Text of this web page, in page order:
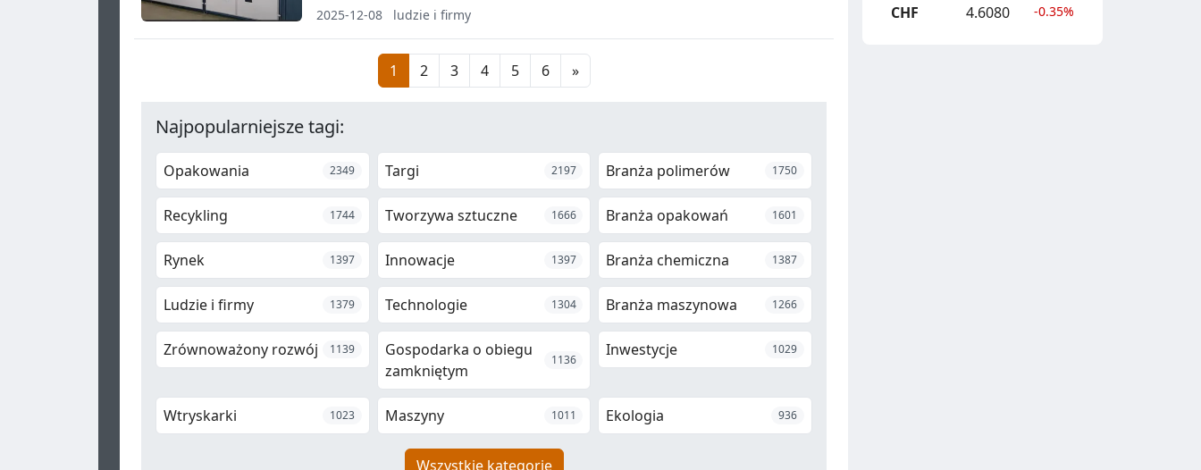
2025-12-08 ludzie i firmy
1 2 3 4 5 6 »
Najpopularniejsze tagi:
Opakowania 2349 Targi 2197 Branża polimerów 1750
Recykling 1744 Tworzywa sztuczne 1666 Branża opakowań 1601
Rynek 1397 Innowacje 1397 Branża chemiczna 1387
Ludzie i firmy 1379 Technologie 1304 Branża maszynowa 1266
Zrównoważony rozwój 1139
Gospodarka o obiegu
zamkniętym
1136
Inwestycje 1029
Wtryskarki 1023 Maszyny 1011 Ekologia 936
Wszystkie kategorie
CHF 4.6080 -0.35%